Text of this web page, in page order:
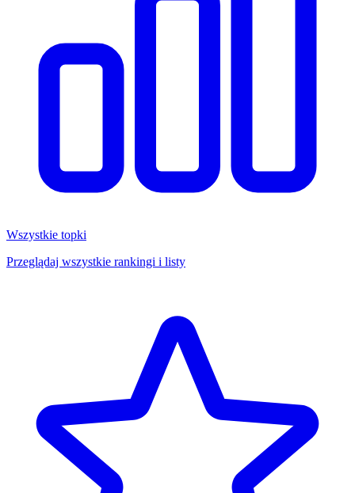
Wszystkie topki
Przeglądaj wszystkie rankingi i listy